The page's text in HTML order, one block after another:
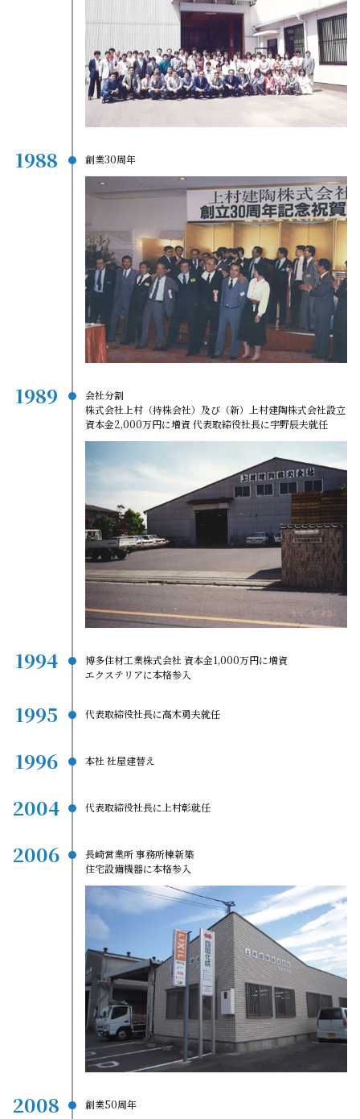
1988 創業30周年
1989
会社分割
株式会社上村（持株会社）及び（新）上村建陶株式会社設立
資本金2,000万円に増資 代表取締役社長に宇野辰夫就任
1994
博多住材工業株式会社 資本金1,000万円に増資
エクステリアに本格参入
1995 代表取締役社長に高木勇夫就任
1996 本社 社屋建替え
2004 代表取締役社長に上村彰就任
2006
長崎営業所 事務所棟新築
住宅設備機器に本格参入
2008 創業50周年